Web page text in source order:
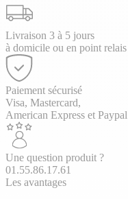
Livraison 3 à 5 jours
à domicile ou en point relais
Paiement sécurisé
Visa, Mastercard,
American Express et Paypal
Une question produit ?
01.55.86.17.61
Les avantages